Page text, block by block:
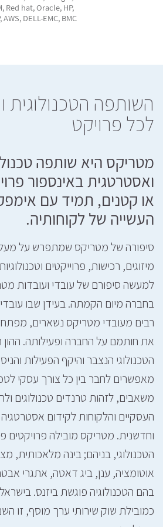
Red hat, Oracle, HP,
AWS, DELL-EMC, BMC
השותפה הטכנולוגית
לכל פרויקט
מטריקס היא שותפה
ואסטרטגית באינספור
או קטנים, תמיד עם
העשייה של לקוחותיה.
מיזוגים, רכישות, פרוייקטים
למעשה סיפורם של עובדי ועובדות
בחברה מיום הקמתה. בעידן שבו
רבים מעובדי מטריקס נשארים,
את חותמם על החברה ופעילותה. ההון
הטכנולוגי הנצבר והיקף הפעילות
מאפשרים לחבר בין כל צורך עסקי
משאבים, לזהות טרנדים טכנולוגים
העסקיים והלקוחות לקידום
וחדשנית. מטריקס מובילה פרויקטים
הטכנולוגי, בניהם; בינה מלאכותית,
אוטומציה, ענן, ביג דאטה, אתגרי
בהם הטכנולוגיה פוגשת ביזנס.